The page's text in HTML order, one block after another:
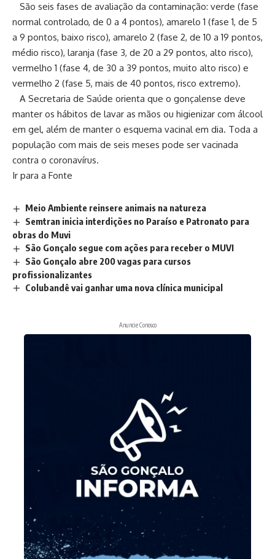
São seis fases de avaliação da contaminação: verde (fase
normal controlado, de 0 a 4 pontos), amarelo 1 (fase 1, de 5
a 9 pontos, baixo risco), amarelo 2 (fase 2, de 10 a 19 pontos,
médio risco), laranja (fase 3, de 20 a 29 pontos, alto risco),
vermelho 1 (fase 4, de 30 a 39 pontos, muito alto risco) e
vermelho 2 (fase 5, mais de 40 pontos, risco extremo).
A Secretaria de Saúde orienta que o gonçalense deve
manter os hábitos de lavar as mãos ou higienizar com álcool
em gel, além de manter o esquema vacinal em dia. Toda a
população com mais de seis meses pode ser vacinada
contra o coronavírus.
Ir para a Fonte
Meio Ambiente reinsere animais na natureza
Semtran inicia interdições no Paraíso e Patronato para
obras do Muvi
São Gonçalo segue com ações para receber o MUVI
São Gonçalo abre 200 vagas para cursos
profissionalizantes
Colubandê vai ganhar uma nova clínica municipal
Anuncie Conosco